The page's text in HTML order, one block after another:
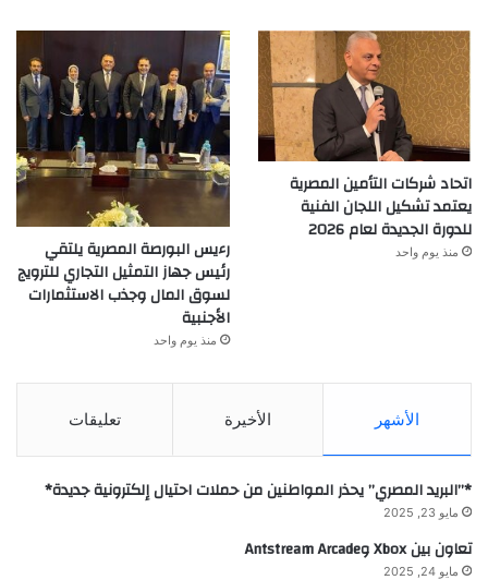
اتحاد شركات التأمين المصرية
يعتمد تشكيل اللجان الفنية
للدورة الجديدة لعام 2026
منذ يوم واحد
رءيس البورصة المصرية يلتقي
رئيس جهاز التمثيل التجاري للترويج
لسوق المال وجذب الاستثمارات
الأجنبية
منذ يوم واحد
الأشهر الأخيرة تعليقات
*”البريد المصري” يحذر المواطنين من حملات احتيال إلكترونية جديدة*
مايو 23, 2025
تعاون بين Xbox وAntstream Arcade
مايو 24, 2025